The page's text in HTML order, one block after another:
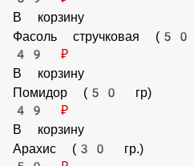
Лосось (50гр)
229 ₽
Сыр Моцарелла (30 гр)
59 ₽
В корзину